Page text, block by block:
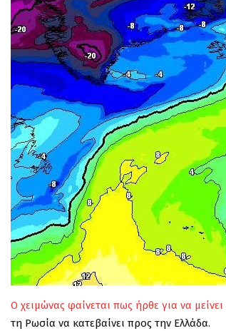
Ο χειμώνας φαίνεται πως ήρθε για να μείνει
τη Ρωσία να κατεβαίνει προς την Ελλάδα.